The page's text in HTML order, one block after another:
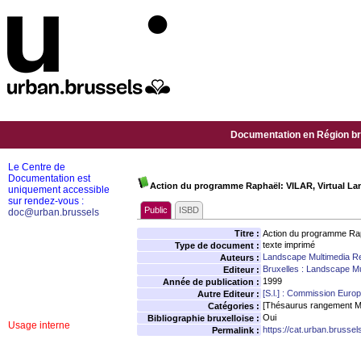
Documentation en Région
Action du programme Raphaël: VILAR, Virtual
Public ISBD
Titre : Action du programme
Type de document : texte imprimé
Auteurs : Landscape Multimedia
Editeur : Bruxelles : Landscape
Année de publication : 1999
Autre Editeur : [S.l.] : Commission
Catégories : [Thésaurus rangement
Bibliographie bruxelloise : Oui
Permalink : https://
Le Centre de
Documentation est
uniquement accessible
sur rendez-vous :
doc@urban.brussels
Usage interne